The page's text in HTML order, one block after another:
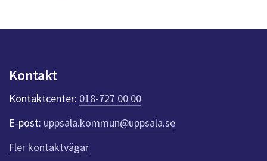
n
k
t
e
r
f
ö
r
Kontakt
Kontaktcenter: 018-727 00 00
E-post: uppsala.kommun@uppsala.se
Fler kontaktvägar